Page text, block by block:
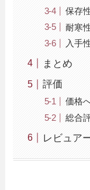
保存
耐寒
入手
まとめ
評価
価格
総合
レビュア